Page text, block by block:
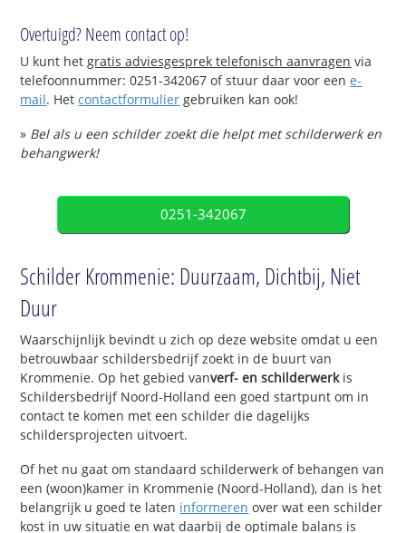
Overtuigd? Neem contact op!
U kunt hetgratis adviesgesprek telefonisch aanvragen via
telefoonnummer: 0251-342067 of stuur daar voor eene-
mail. Hetcontactformulier gebruiken kan ook!
» Bel als u een schilder zoekt die helpt met schilderwerk en
behangwerk!
0251-342067
Schilder Krommenie: Duurzaam, Dichtbij, Niet
Duur
Waarschijnlijk bevindt u zich op deze website omdat u een
betrouwbaar schildersbedrijf zoekt in de buurt van
Krommenie. Op het gebied vanverf- en schilderwerkis
Schildersbedrijf Noord-Holland een goed startpunt om in
contact te komen met een schilder die dagelijks
schildersprojecten uitvoert.
Of het nu gaat om standaard schilderwerk of behangen van
een (woon)kamer in Krommenie (Noord-Holland), dan is het
belangrijk u goed te laten informeren over wat een schilder
kost in uw situatie en wat daarbij de optimale balans is